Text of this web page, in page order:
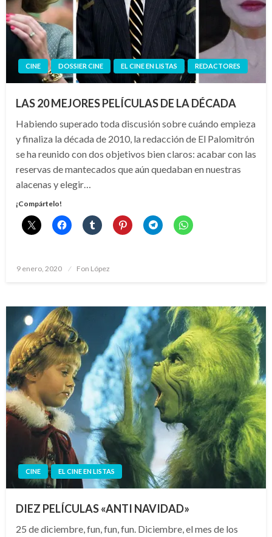
CINE DOSSIER CINE EL CINE EN LISTAS REDACTORES
LAS 20 MEJORES PELÍCULAS DE LA DÉCADA
Habiendo superado toda discusión sobre cuándo empieza
y finaliza la década de 2010, la redacción de El Palomitrón
se ha reunido con dos objetivos bien claros: acabar con las
reservas de mantecados que aún quedaban en nuestras
alacenas y elegir…
¡Compártelo!
Publicado
9 enero, 2020 Fon López
CINE EL CINE EN LISTAS
DIEZ PELÍCULAS «ANTI NAVIDAD»
25 de diciembre, fun, fun, fun. Diciembre, el mes de los